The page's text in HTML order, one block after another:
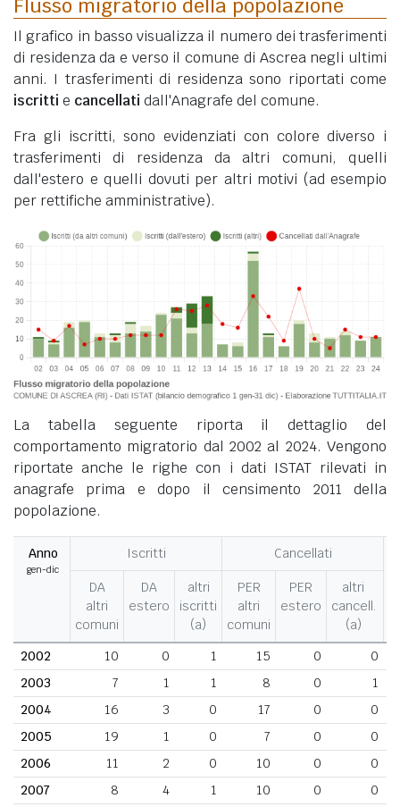
Flusso migratorio della popolazione
Il grafico in basso visualizza il numero dei trasferimenti
di residenza da e verso il comune di Ascrea negli ultimi
anni. I trasferimenti di residenza sono riportati come
iscritti e cancellati dall'Anagrafe del comune.
Fra gli iscritti, sono evidenziati con colore diverso i
trasferimenti di residenza da altri comuni, quelli
dall'estero e quelli dovuti per altri motivi (ad esempio
per rettifiche amministrative).
La tabella seguente riporta il dettaglio del
comportamento migratorio dal 2002 al 2024. Vengono
riportate anche le righe con i dati ISTAT rilevati in
anagrafe prima e dopo il censimento 2011 della
popolazione.
Anno
gen-dic
Iscritti
Cancellati
DA
altri
comuni
DA
estero
altri
iscritti
(a)
PER
altri
comuni
PER
estero
altri
cancell.
(a)
2002
10 0 1 15 0
0
2003
7 1 1 8 0
1
2004
16 3 0 17 0
0
2005
19 1 0 7 0
0
2006
11 2 0 10 0
0
2007
8 4 1 10 0
0